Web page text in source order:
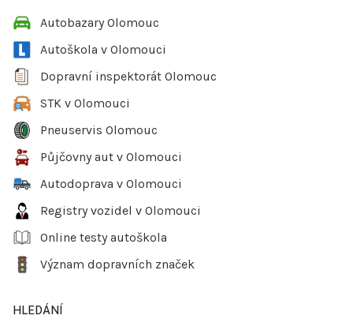
Autobazary Olomouc
Autoškola v Olomouci
Dopravní inspektorát Olomouc
STK v Olomouci
Pneuservis Olomouc
Půjčovny aut v Olomouci
Autodoprava v Olomouci
Registry vozidel v Olomouci
Online testy autoškola
Význam dopravních značek
HLEDÁNÍ